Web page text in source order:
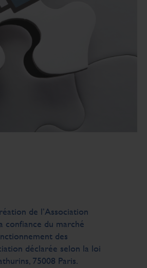
de l’Association
du marché
des
déclarée selon la loi
75008 Paris.